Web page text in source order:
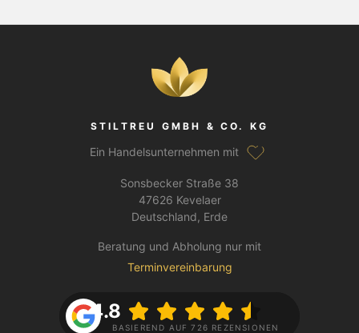
STILTREU GMBH & CO. KG
Ein Handelsunternehmen mit
Sonsbecker Straße 38
47626 Kevelaer
Deutschland, Erde
Beratung und Abholung nur mit
Terminvereinbarung
4.8
BASIEREND AUF 726 REZENSIONEN